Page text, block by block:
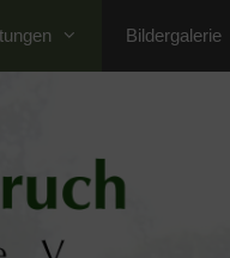
Bildergalerie